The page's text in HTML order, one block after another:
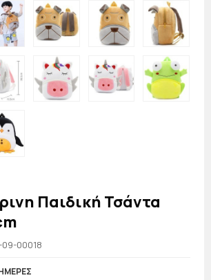
Παιδική Τσάντα
00018